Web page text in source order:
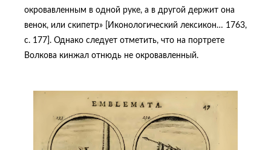
окровавленным в одной руке, а в другой держит она
венок, или скипетр» [Иконологический лексикон… 1763,
c. 177]. Однако следует отметить, что на портрете
Волкова кинжал отнюдь не окровавленный.